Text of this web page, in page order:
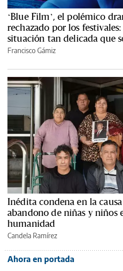
‘Blue Film’, el polémico
rechazado por los
situación tan delicada que
Francisco Gámiz
Inédita condena en la
abandono de niñas y niños
humanidad
Candela Ramírez
Ahora en portada